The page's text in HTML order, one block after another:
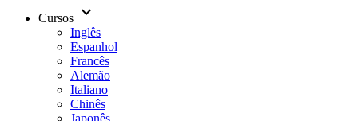
Cursos keyboard_arrow_down
Inglês
Espanhol
Francês
Alemão
Italiano
Chinês
Japonês